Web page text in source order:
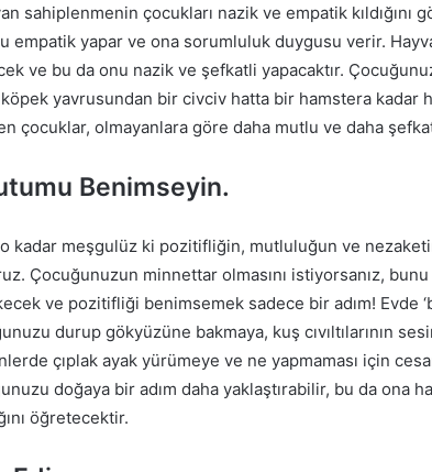
sahiplenmenin çocukları nazik ve empatik kıldığını
empatik yapar ve ona sorumluluk duygusu verir.
ve bu da onu nazik ve şefkatli yapacaktır.
yavrusundan bir civciv hatta bir hamstera kadar
çocuklar, olmayanlara göre daha mutlu ve daha
Benimseyin.
kadar meşgulüz ki pozitifliğin, mutluluğun ve
Çocuğunuzun minnettar olmasını istiyorsanız,
ve pozitifliği benimsemek sadece bir adım! Evde
durup gökyüzüne bakmaya, kuş cıvıltılarının
çıplak ayak yürümeye ve ne yapmaması için
doğaya bir adım daha yaklaştırabilir, bu da ona
öğretecektir.